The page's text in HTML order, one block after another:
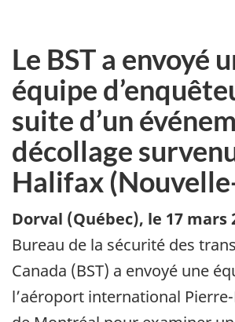
Le BST a envoyé
équipe
suite d’un
décollage
Halifax
Dorval (Québec), le 17 mars
Bureau de la sécurité des
Canada (BST) a envoyé une
l’aéroport international